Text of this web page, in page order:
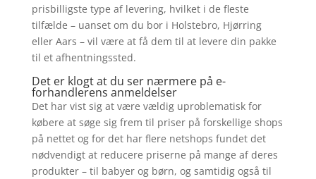
prisbilligste type af levering, hvilket i de fleste
tilfælde – uanset om du bor i Holstebro, Hjørring
eller Aars – vil være at få dem til at levere din pakke
til et afhentningssted.
Det er klogt at du ser nærmere på e-
forhandlerens anmeldelser
Det har vist sig at være vældig uproblematisk for
købere at søge sig frem til priser på forskellige shops
på nettet og for det har flere netshops fundet det
nødvendigt at reducere priserne på mange af deres
produkter – til babyer og børn, og samtidig også til